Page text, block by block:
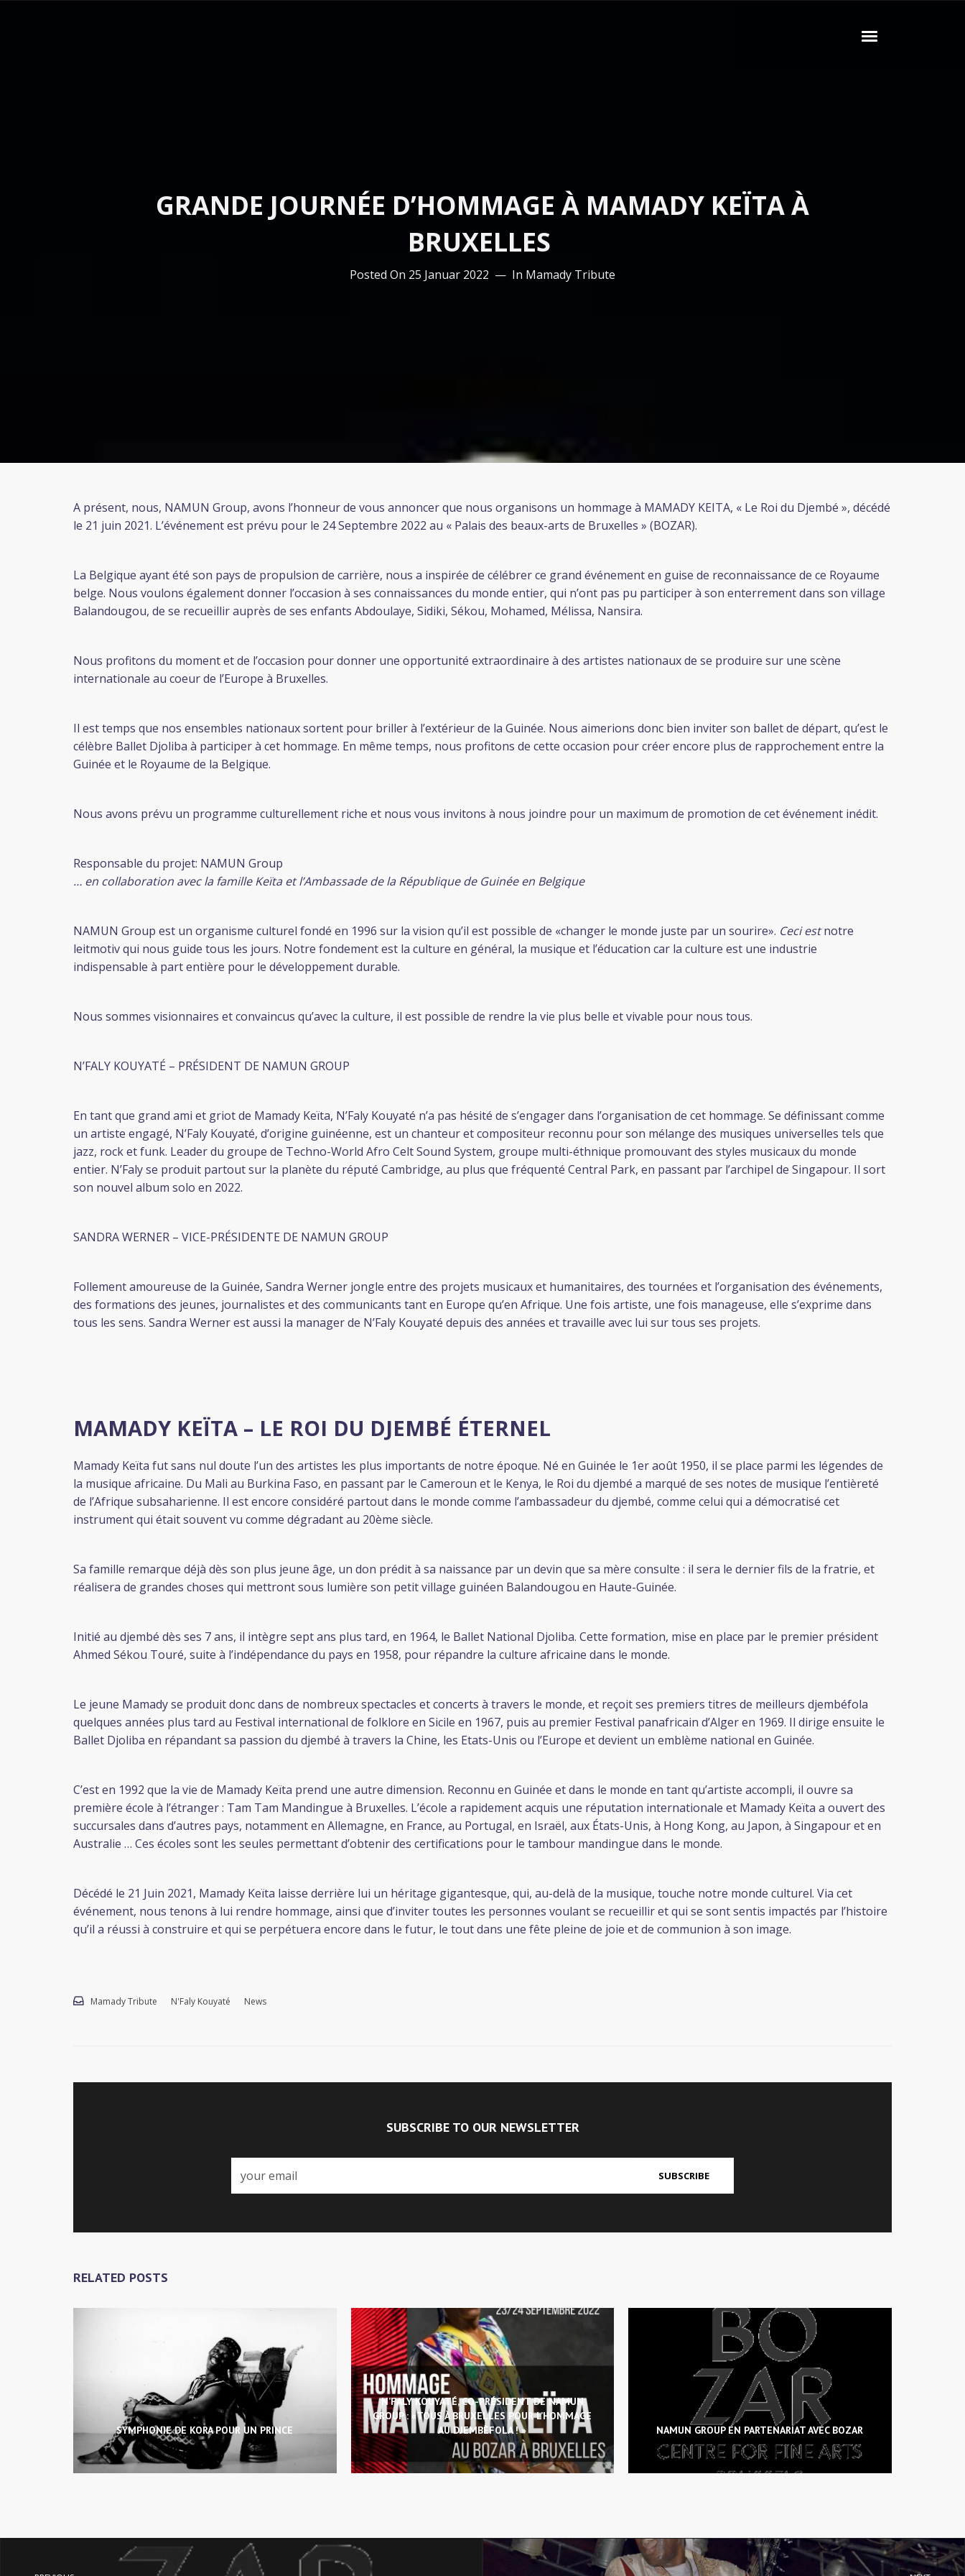
GRANDE JOURNÉE D’HOMMAGE À MAMADY KEÏTA À
BRUXELLES
Posted On 25 Januar 2022 In Mamady Tribute
A présent, nous, NAMUN Group, avons l’honneur de vous annoncer que nous organisons un hommage à MAMADY KEITA, « Le Roi du Djembé », décédé
le 21 juin 2021. L’événement est prévu pour le 24 Septembre 2022 au « Palais des beaux-arts de Bruxelles » (BOZAR).
La Belgique ayant été son pays de propulsion de carrière, nous a inspirée de célébrer ce grand événement en guise de reconnaissance de ce Royaume
belge. Nous voulons également donner l’occasion à ses connaissances du monde entier, qui n’ont pas pu participer à son enterrement dans son village
Balandougou, de se recueillir auprès de ses enfants Abdoulaye, Sidiki, Sékou, Mohamed, Mélissa, Nansira.
Nous profitons du moment et de l’occasion pour donner une opportunité extraordinaire à des artistes nationaux de se produire sur une scène
internationale au coeur de l’Europe à Bruxelles.
Il est temps que nos ensembles nationaux sortent pour briller à l’extérieur de la Guinée. Nous aimerions donc bien inviter son ballet de départ, qu’est le
célèbre Ballet Djoliba à participer à cet hommage. En même temps, nous profitons de cette occasion pour créer encore plus de rapprochement entre la
Guinée et le Royaume de la Belgique.
Nous avons prévu un programme culturellement riche et nous vous invitons à nous joindre pour un maximum de promotion de cet événement inédit.
Responsable du projet: NAMUN Group
… en collaboration avec la famille Keïta et l’Ambassade de la République de Guinée en Belgique
NAMUN Group est un organisme culturel fondé en 1996 sur la vision qu’il est possible de «changer le monde juste par un sourire». Ceci estnotre
leitmotiv qui nous guide tous les jours. Notre fondement est la culture en général, la musique et l’éducation car la culture est une industrie
indispensable à part entière pour le développement durable.
Nous sommes visionnaires et convaincus qu’avec la culture, il est possible de rendre la vie plus belle et vivable pour nous tous.
N’FALY KOUYATÉ – PRÉSIDENT DE NAMUN GROUP
En tant que grand ami et griot de Mamady Keïta, N’Faly Kouyaté n’a pas hésité de s’engager dans l’organisation de cet hommage. Se définissant comme
un artiste engagé, N’Faly Kouyaté, d’origine guinéenne, est un chanteur et compositeur reconnu pour son mélange des musiques universelles tels que
jazz, rock et funk. Leader du groupe de Techno-World Afro Celt Sound System, groupe multi-éthnique promouvant des styles musicaux du monde
entier. N’Faly se produit partout sur la planète du réputé Cambridge, au plus que fréquenté Central Park, en passant par l’archipel de Singapour. Il sort
son nouvel album solo en 2022.
SANDRA WERNER – VICE-PRÉSIDENTE DE NAMUN GROUP
Follement amoureuse de la Guinée, Sandra Werner jongle entre des projets musicaux et humanitaires, des tournées et l’organisation des événements,
des formations des jeunes, journalistes et des communicants tant en Europe qu’en Afrique. Une fois artiste, une fois manageuse, elle s’exprime dans
tous les sens. Sandra Werner est aussi la manager de N’Faly Kouyaté depuis des années et travaille avec lui sur tous ses projets.
MAMADY KEÏTA – LE ROI DU DJEMBÉ ÉTERNEL
Mamady Keïta fut sans nul doute l’un des artistes les plus importants de notre époque. Né en Guinée le 1er août 1950, il se place parmi les légendes de
la musique africaine. Du Mali au Burkina Faso, en passant par le Cameroun et le Kenya, le Roi du djembé a marqué de ses notes de musique l’entièreté
de l’Afrique subsaharienne. Il est encore considéré partout dans le monde comme l’ambassadeur du djembé, comme celui qui a démocratisé cet
instrument qui était souvent vu comme dégradant au 20ème siècle.
Sa famille remarque déjà dès son plus jeune âge, un don prédit à sa naissance par un devin que sa mère consulte : il sera le dernier fils de la fratrie, et
réalisera de grandes choses qui mettront sous lumière son petit village guinéen Balandougou en Haute-Guinée.
Initié au djembé dès ses 7 ans, il intègre sept ans plus tard, en 1964, le Ballet National Djoliba. Cette formation, mise en place par le premier président
Ahmed Sékou Touré, suite à l’indépendance du pays en 1958, pour répandre la culture africaine dans le monde.
Le jeune Mamady se produit donc dans de nombreux spectacles et concerts à travers le monde, et reçoit ses premiers titres de meilleurs djembéfola
quelques années plus tard au Festival international de folklore en Sicile en 1967, puis au premier Festival panafricain d’Alger en 1969. Il dirige ensuite le
Ballet Djoliba en répandant sa passion du djembé à travers la Chine, les Etats-Unis ou l’Europe et devient un emblème national en Guinée.
C’est en 1992 que la vie de Mamady Keïta prend une autre dimension. Reconnu en Guinée et dans le monde en tant qu’artiste accompli, il ouvre sa
première école à l’étranger : Tam Tam Mandingue à Bruxelles. L’école a rapidement acquis une réputation internationale et Mamady Keïta a ouvert des
succursales dans d’autres pays, notamment en Allemagne, en France, au Portugal, en Israël, aux États-Unis, à Hong Kong, au Japon, à Singapour et en
Australie … Ces écoles sont les seules permettant d’obtenir des certifications pour le tambour mandingue dans le monde.
Décédé le 21 Juin 2021, Mamady Keïta laisse derrière lui un héritage gigantesque, qui, au-delà de la musique, touche notre monde culturel. Via cet
événement, nous tenons à lui rendre hommage, ainsi que d’inviter toutes les personnes voulant se recueillir et qui se sont sentis impactés par l’histoire
qu’il a réussi à construire et qui se perpétuera encore dans le futur, le tout dans une fête pleine de joie et de communion à son image.
Mamady Tribute N'Faly Kouyaté News
SUBSCRIBE TO OUR NEWSLETTER
SUBSCRIBE
RELATED POSTS
SYMPHONIE DE KORA POUR UN PRINCE
N’FALY KOUYATÉ, CO-PRÉSIDENT DE NAMUN
GROUP : «TOUS À BRUXELLES POUR L’HOMMAGE
AU DJEMBÈFOLA ! »
NAMUN GROUP EN PARTENARIAT AVEC BOZAR